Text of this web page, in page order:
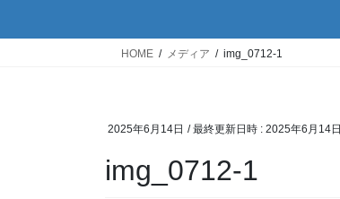
HOME メディア img_0712-1
2025年6月14日 / 最終更新日時 : 2025年6月14日
img_0712-1